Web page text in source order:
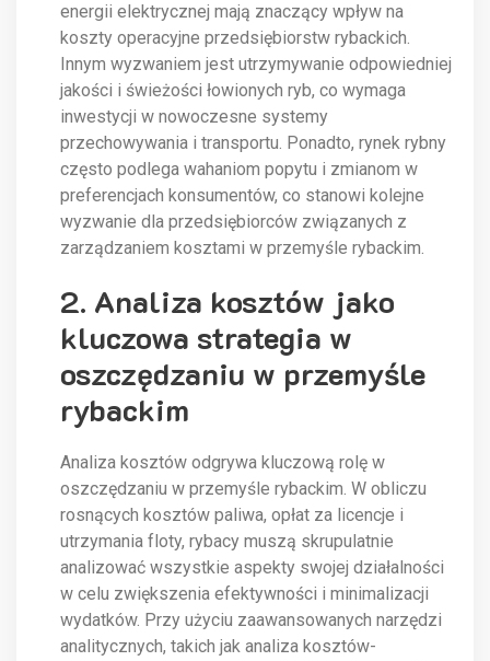
energii elektrycznej mają znaczący wpływ na
koszty operacyjne przedsiębiorstw rybackich.
Innym wyzwaniem jest utrzymywanie odpowiedniej
jakości i świeżości łowionych ryb, co wymaga
inwestycji w nowoczesne systemy
przechowywania i transportu. Ponadto, rynek rybny
często podlega wahaniom popytu i zmianom w
preferencjach konsumentów, co stanowi kolejne
wyzwanie dla przedsiębiorców związanych z
zarządzaniem kosztami w przemyśle rybackim.
2. Analiza kosztów jako
kluczowa strategia w
oszczędzaniu w przemyśle
rybackim
Analiza kosztów odgrywa kluczową rolę w
oszczędzaniu w przemyśle rybackim. W obliczu
rosnących kosztów paliwa, opłat za licencje i
utrzymania floty, rybacy muszą skrupulatnie
analizować wszystkie aspekty swojej działalności
w celu zwiększenia efektywności i minimalizacji
wydatków. Przy użyciu zaawansowanych narzędzi
analitycznych, takich jak analiza kosztów-